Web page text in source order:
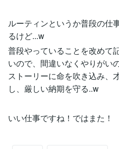
ルーティンというか普段の仕
るけど...w
普段やっていることを改めて
いので、間違いなくやりがい
ストーリーに命を吹き込み、
し、厳しい納期を守る..w
いい仕事ですね！ではまた！